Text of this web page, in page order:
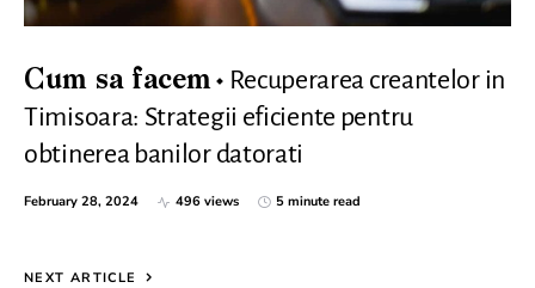
Cum sa facem
Recuperarea creantelor in
Timisoara: Strategii eficiente pentru
obtinerea banilor datorati
February 28, 2024 496 views 5 minute read
NEXT ARTICLE